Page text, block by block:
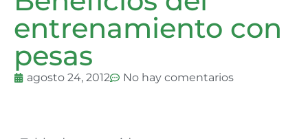
entrenamiento con
pesas
agosto 24, 2012 No hay comentarios